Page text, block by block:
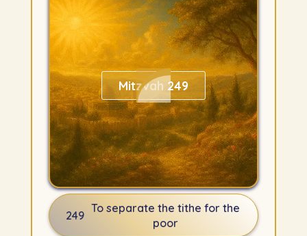
Mitzvah 249
249
To separate the tithe for the
poor